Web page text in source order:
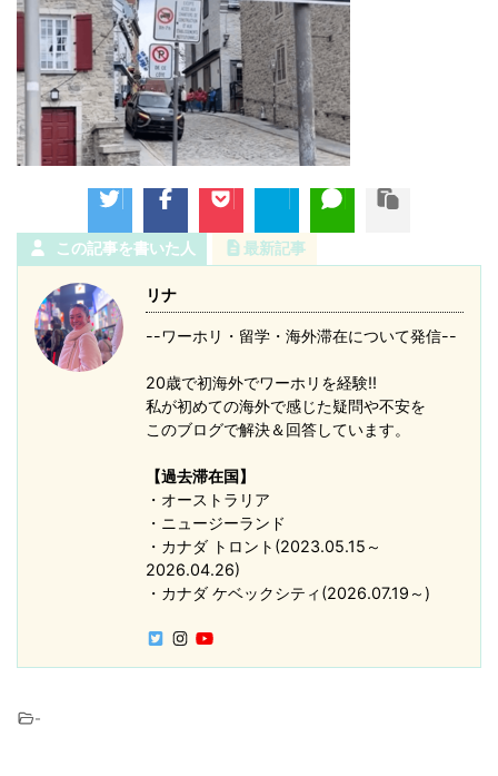
この記事を書いた人 最新記事
リナ
--ワーホリ・留学・海外滞在について発信--
20歳で初海外でワーホリを経験!!
私が初めての海外で感じた疑問や不安を
このブログで解決＆回答しています。
【過去滞在国】
・オーストラリア
・ニュージーランド
・カナダ トロント(2023.05.15～
2026.04.26)
・カナダ ケベックシティ(2026.07.19～)
-